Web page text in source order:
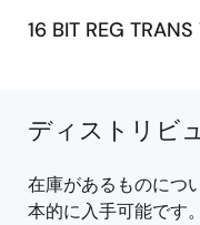
16 BIT REG
ディストリビ
在庫があるものにつ
本的に入手可能です